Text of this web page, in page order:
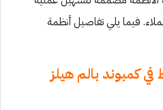
فيما يلي تفاصيل أنظمة
كمبوند بالم هيلز